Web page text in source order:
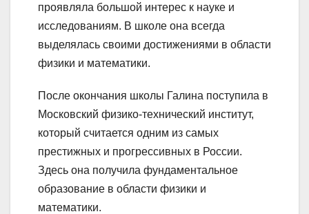
проявляла большой интерес к науке и
исследованиям. В школе она всегда
выделялась своими достижениями в области
физики и математики.
После окончания школы Галина поступила в
Московский физико-технический институт,
который считается одним из самых
престижных и прогрессивных в России.
Здесь она получила фундаментальное
образование в области физики и
математики.